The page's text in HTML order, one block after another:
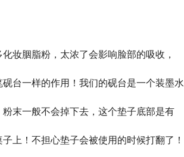
妆胭脂粉，太浓了会影响脸部的吸收，
台一样的作用！我们的砚台是一个装墨水
末一般不会掉下去，这个垫子底部是有
上！不担心垫子会被使用的时候打翻了！